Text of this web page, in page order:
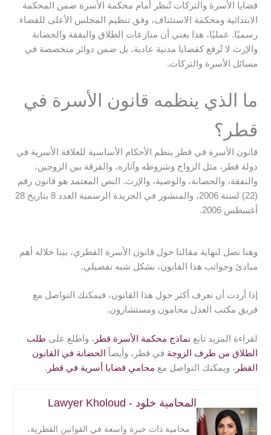
قضايا الأسرة والتركات تُنظر أمام محكمة الأسرة ضمن المحكمة
الابتدائية ومحكمة الاستئناف، وفق تنظيم المجلس الأعلى للقضاء
رسميًا. عمليًا، هذا يعني أن منازعات الطلاق والنفقة والحضانة
والإرث لا تُرفع كقضايا مدنية عادية، بل ضمن دوائر متخصصة في
مسائل الأسرة والتركات.
ما الذي ينظمه قانون الأسرة في
قطر؟
قانون الأسرة في قطر ينظم الأحكام الأساسية للعلاقة الأسرية في
دولة قطر، مثل الزواج وشروطه وآثاره، والفرقة بين الزوجين،
والنفقة، والحضانة، والوصية، والإرث. النص المعتمد هو قانون رقم
(22) لسنة 2006، والمنشور في الجريدة الرسمية العدد 8 بتاريخ 28
أغسطس 2006.
وهنا نصل لنهاية مقالنا حول قانون الأسرة القطري، بينا خلاله أهم
مبادئ وجوانب هذا القانون، بشكل شبه تفصيلي.
إذا أردت أن تعرف أكثر حول هذا القانون، فيمكنك التواصل مع
فريق مكتب العدل محامون ومستشارون.
لقراءة المزيد تابع نماذج محكمة الأسرة قطر ، واطلع على طلب
الطلاق من طرف الزوجة في قطر، وأيضاً
الحضانة في القانون
القطر ، ويمكنك التواصل مع محامي قضايا أسرية في قطر .
المحامية خلود - Lawyer Kholoud
محامية ذات خبرة واسعة في القوانين القطرية،